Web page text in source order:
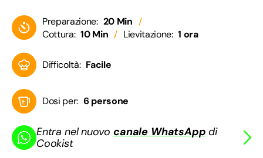
Preparazione: 20 Min
Cottura: 10 Min Lievitazione: 1 ora
Difficoltà: Facile
Dosi per: 6 persone
Entra nel nuovocanale WhatsApp di
Cookist